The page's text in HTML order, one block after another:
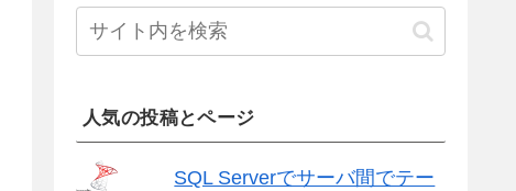
人気の投稿とページ
SQL Serverでサーバ間でテー